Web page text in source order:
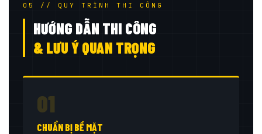
05 // QUY TRÌNH THI CÔNG
HƯỚNG DẪN THI CÔNG
& LƯU Ý QUAN TRỌNG
01
CHUẨN BỊ BỀ MẶT